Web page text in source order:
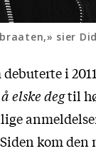
sier
i
elske degtil
kom den